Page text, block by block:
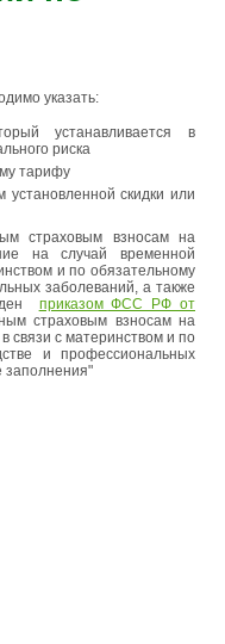
указать:
устанавливается в
риска
тарифу
установленной скидки или
страховым взносам на
на случай временной
и по обязательному
заболеваний, а также
приказом ФСС РФ от
страховым взносам на
связи с материнством и по
и профессиональных
заполнения"